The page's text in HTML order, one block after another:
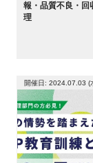
報・品質不良・回
理
開催日: 2024.07.03 (